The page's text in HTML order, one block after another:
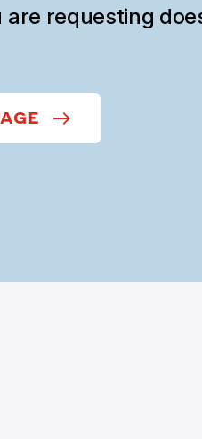
are requesting